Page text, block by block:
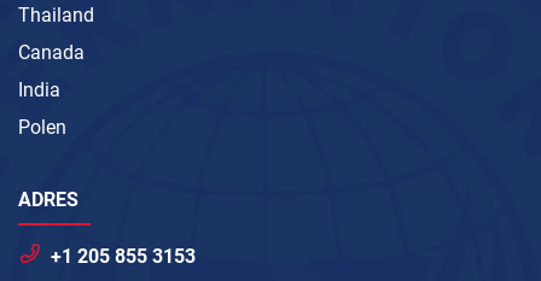
Thailand
Canada
India
Polen
ADRES
+1 205 855 3153